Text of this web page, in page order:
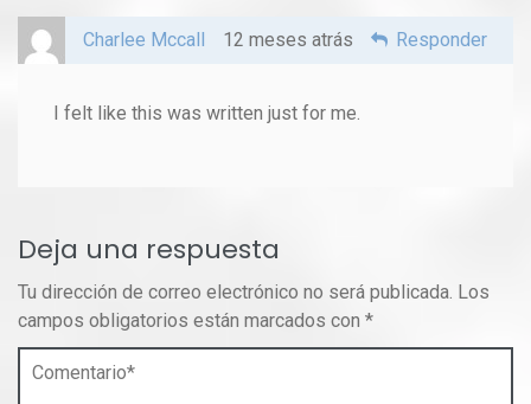
Charlee Mccall 12 meses atrás Responder
I felt like this was written just for me.
Deja una respuesta
Tu dirección de correo electrónico no será publicada. Los
campos obligatorios están marcados con *